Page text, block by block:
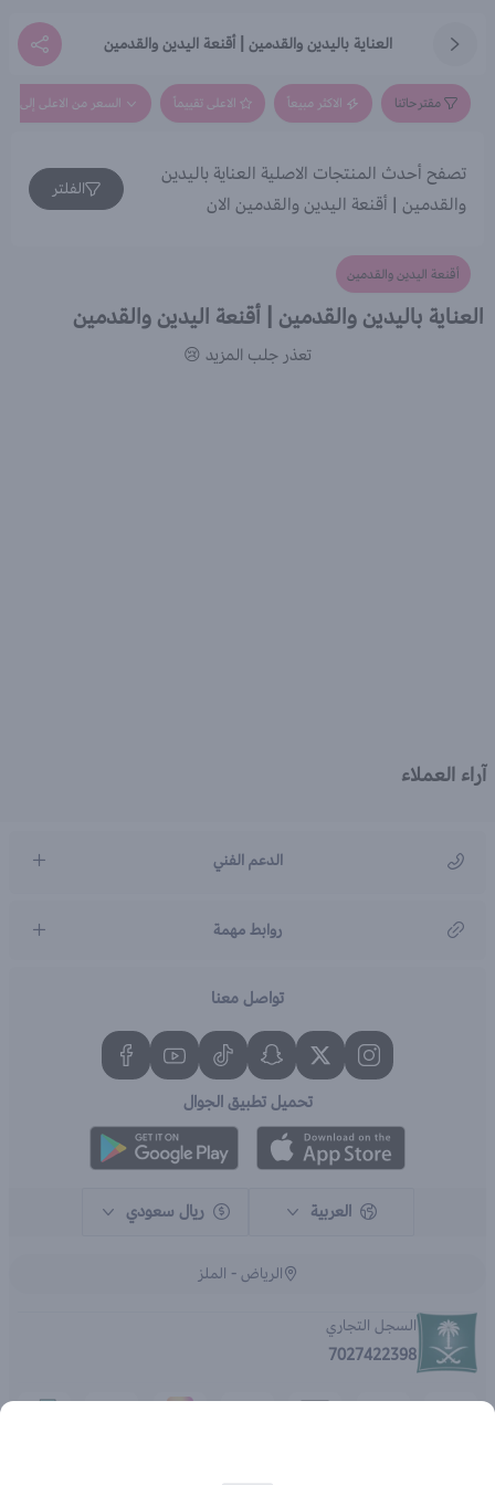
العناية باليدين والقدمين | أقنعة اليدين والقدمين
مقترحاتنا الاكثر مبيعاً الاعلى تقييماً السعر من الاعلى إلى
تصفح أحدث المنتجات الاصلية العناية باليدين
والقدمين | أقنعة اليدين والقدمين الان
الفلتر
أقنعة اليدين والقدمين
العناية باليدين والقدمين | أقنعة اليدين والقدمين
تعذر جلب المزيد 😢
آراء العملاء
الدعم الفني
روابط مهمة
تواصل معنا
تحميل تطبيق الجوال
العربية ريال سعودي
الرياض - الملز
السجل التجاري
7027422398